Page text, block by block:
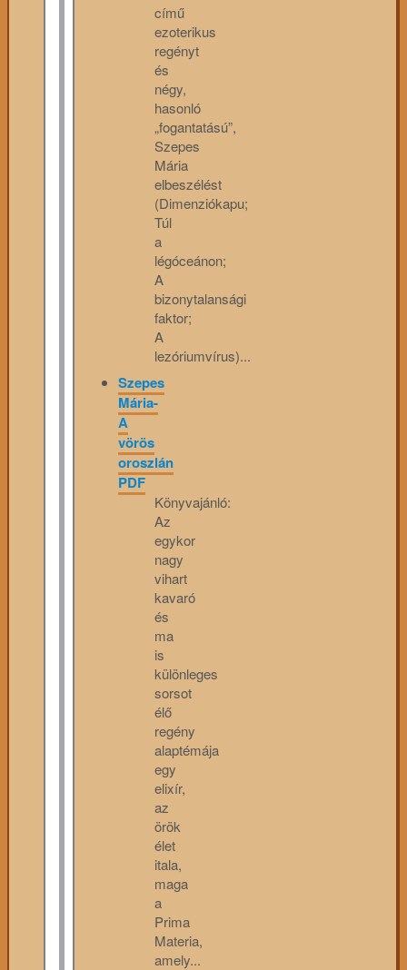
című
ezoterikus
regényt
és
négy,
hasonló
„fogantatású”,
Szepes
Mária
elbeszélést
(Dimenziókapu;
Túl
a
légóceánon;
A
bizonytalansági
faktor;
A
lezóriumvírus)...
Szepes
Mária-
A
vörös
oroszlán
PDF
Könyvajánló:
Az
egykor
nagy
vihart
kavaró
és
ma
is
különleges
sorsot
élő
regény
alaptémája
egy
elixír,
az
örök
élet
itala,
maga
a
Prima
Materia,
amely...